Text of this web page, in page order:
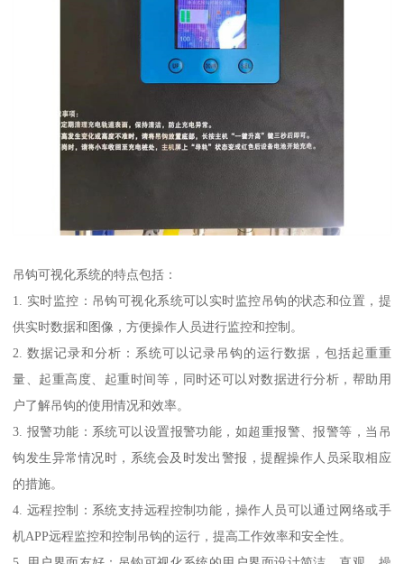
吊钩可视化系统的特点包括：
1. 实时监控：吊钩可视化系统可以实时监控吊钩的状态和位置，提
供实时数据和图像，方便操作人员进行监控和控制。
2. 数据记录和分析：系统可以记录吊钩的运行数据，包括起重重
量、起重高度、起重时间等，同时还可以对数据进行分析，帮助用
户了解吊钩的使用情况和效率。
3. 报警功能：系统可以设置报警功能，如超重报警、报警等，当吊
钩发生异常情况时，系统会及时发出警报，提醒操作人员采取相应
的措施。
4. 远程控制：系统支持远程控制功能，操作人员可以通过网络或手
机APP远程监控和控制吊钩的运行，提高工作效率和安全性。